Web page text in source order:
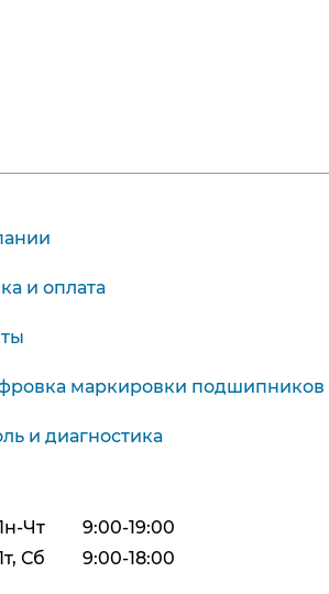
и оплата
маркировки подшипников
и диагностика
Чт
9:00-19:00
Сб
9:00-18:00